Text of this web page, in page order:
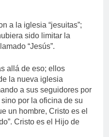
a la iglesia “jesuitas”;
sido limitar la
“Jesús”.
allá de eso; ellos
la nueva iglesia
a sus seguidores por
por la oficina de su
un hombre, Cristo es el
Cristo es el Hijo de